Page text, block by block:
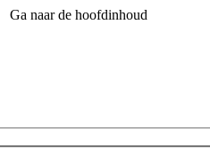
Ga naar de hoofdinhoud